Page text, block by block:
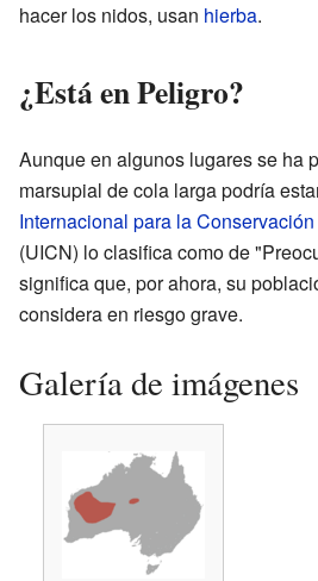
hacer los nidos, usan hierba.
¿Está en Peligro?
Aunque en algunos lugares se ha
marsupial de cola larga podría
Internacional para la
(UICN) lo clasifica como de
significa que, por ahora, su
considera en riesgo grave.
Galería de imágenes